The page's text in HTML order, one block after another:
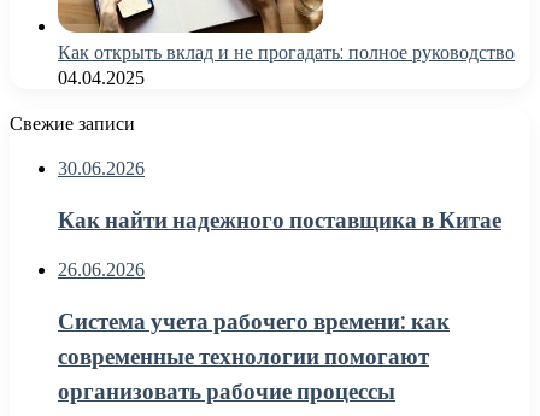
Как открыть вклад и не прогадать: полное руководство
04.04.2025
Свежие записи
30.06.2026
Как найти надежного поставщика в Китае
26.06.2026
Система учета рабочего времени: как
современные технологии помогают
организовать рабочие процессы